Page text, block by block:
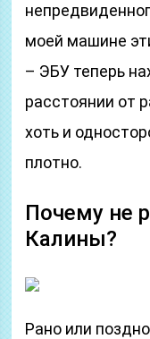
моей машине
– ЭБУ теперь
расстоянии от
хоть и
плотно.
Почему не
Калины?
Рано или